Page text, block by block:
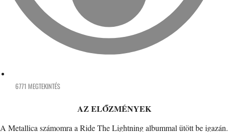
6771 MEGTEKINTÉS
AZ ELŐZMÉNYEK
A Metallica számomra a Ride The Lightning albummal ütött be igazán.